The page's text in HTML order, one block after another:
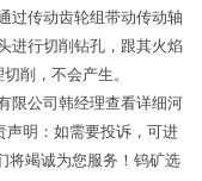
过传动齿轮组带动传动轴
进行切削钻孔，跟其火焰
削，不会产生。
限公司韩经理查看详细河
明：如需要投诉，可进
将竭诚为您服务！钨矿选